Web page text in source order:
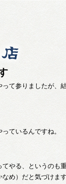
て参りましたが、
ているんですね。
やる、というのも
め）だと気づけます